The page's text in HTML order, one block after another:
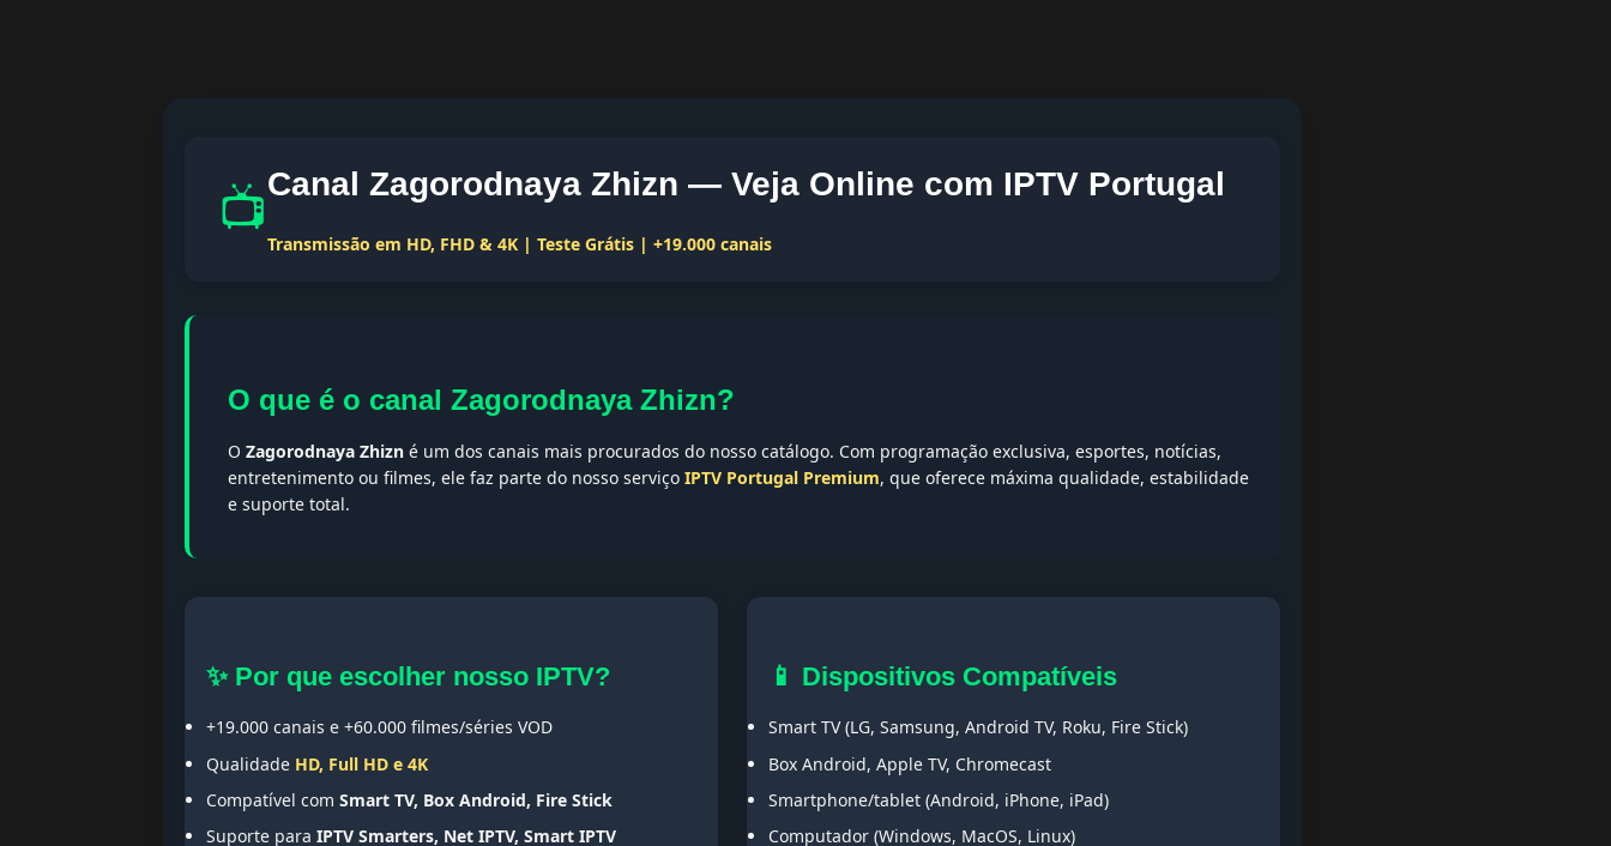
📺Canal Zagorodnaya Zhizn — Veja Online com IPTV Portugal
Transmissão em HD, FHD & 4K | Teste Grátis | +19.000 canais
O que é o canal Zagorodnaya Zhizn?
O Zagorodnaya Zhizn é um dos canais mais procurados do nosso catálogo. Com programação exclusiva, esportes, notícias,
entretenimento ou filmes, ele faz parte do nosso serviço IPTV Portugal Premium, que oferece máxima qualidade, estabilidade
e suporte total.
✨ Por que escolher nosso IPTV?
+19.000 canais e +60.000 filmes/séries VOD
Qualidade HD, Full HD e 4K
Compatível com Smart TV, Box Android, Fire Stick
Suporte para IPTV Smarters, Net IPTV, Smart IPTV
📱 Dispositivos Compatíveis
Smart TV (LG, Samsung, Android TV, Roku, Fire Stick)
Box Android, Apple TV, Chromecast
Smartphone/tablet (Android, iPhone, iPad)
Computador (Windows, MacOS, Linux)